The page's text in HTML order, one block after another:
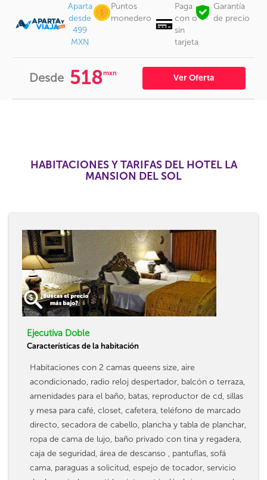
Aparta
desde
499
MXN
Puntos
monedero
Paga
con o
sin
tarjeta
Garantía
de precio
Desde 518mxn Ver Oferta
HABITACIONES Y TARIFAS DEL HOTEL LA
MANSION DEL SOL
Ejecutiva Doble
Características de la habitación
Habitaciones con 2 camas queens size, aire
acondicionado, radio reloj despertador, balcón o terraza,
amenidades para el baño, batas, reproductor de cd, sillas
y mesa para café, closet, cafetera, teléfono de marcado
directo, secadora de cabello, plancha y tabla de planchar,
ropa de cama de lujo, baño privado con tina y regadera,
caja de seguridad, área de descanso , pantuflas, sofá
cama, paraguas a solicitud, espejo de tocador, servicio